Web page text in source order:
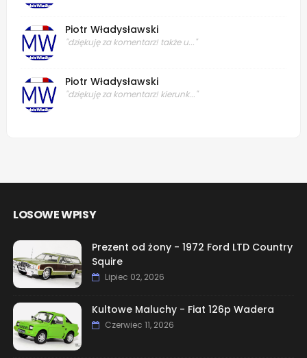
Piotr Władysławski
"dziękuję za komentarz! także u..."
Piotr Władysławski
"dziękuję za komentarz! kierunk..."
LOSOWE WPISY
Prezent od żony - 1972 Ford LTD Country
Squire
Lipiec 02, 2026
Kultowe Maluchy - Fiat 126p Wadera
Czerwiec 11, 2026